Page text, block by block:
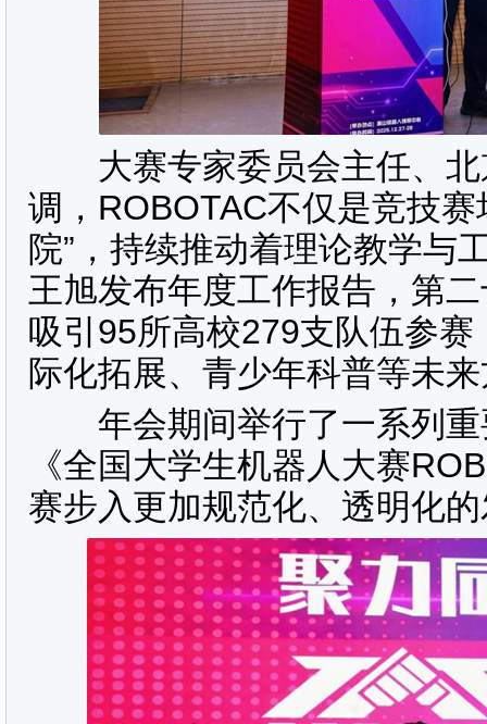
大赛专家委员会主任、北
调，ROBOTAC不仅是竞技
院”，持续推动着理论教学与
王旭发布年度工作报告，第
吸引95所高校279支队伍参
际化拓展、青少年科普等未
年会期间举行了一系列重
《全国大学生机器人大赛
赛步入更加规范化、透明化